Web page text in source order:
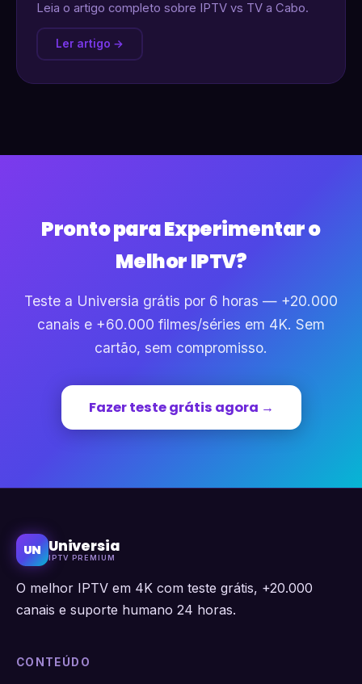
Leia o artigo completo sobre IPTV vs TV a Cabo.
Ler artigo →
Pronto para Experimentar o
Melhor IPTV?
Teste a Universia grátis por 6 horas — +20.000
canais e +60.000 filmes/séries em 4K. Sem
cartão, sem compromisso.
Fazer teste grátis agora →
UN Universia
IPTV PREMIUM
O melhor IPTV em 4K com teste grátis, +20.000
canais e suporte humano 24 horas.
CONTEÚDO